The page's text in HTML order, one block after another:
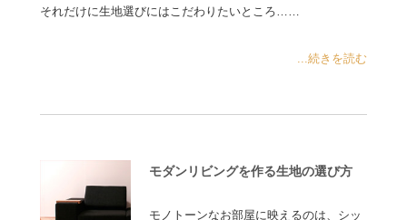
それだけに生地選びにはこだわりたいところ……
...続きを読む
モダンリビングを作る生地の選び方
モノトーンなお部屋に映えるのは、シッ